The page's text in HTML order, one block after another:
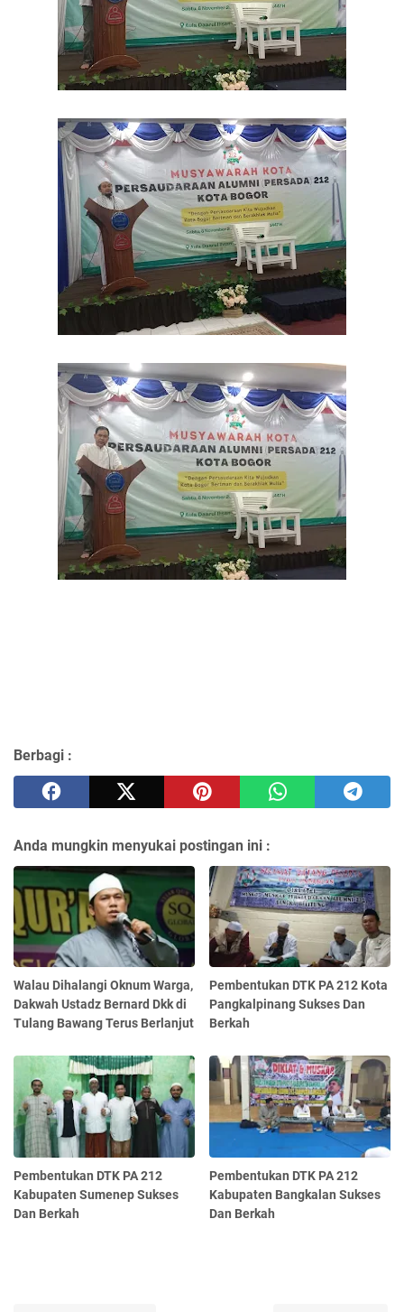
Berbagi :
Anda mungkin menyukai postingan ini :
Walau Dihalangi Oknum Warga,
Dakwah Ustadz Bernard Dkk di
Tulang Bawang Terus Berlanjut
Pembentukan DTK PA 212 Kota
Pangkalpinang Sukses Dan
Berkah
Pembentukan DTK PA 212
Kabupaten Sumenep Sukses
Dan Berkah
Pembentukan DTK PA 212
Kabupaten Bangkalan Sukses
Dan Berkah